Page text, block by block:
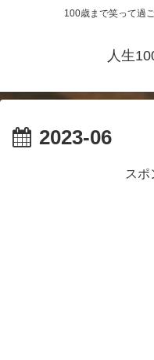
100歳まで笑って過
人生
2023-06
スポ